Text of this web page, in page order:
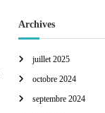
Archives
juillet 2025
octobre 2024
septembre 2024